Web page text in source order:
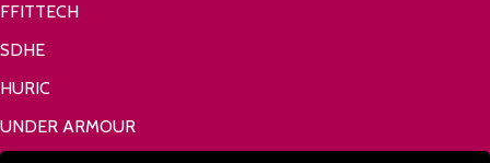
FFITTECH
SDHE
HURIC
UNDER ARMOUR